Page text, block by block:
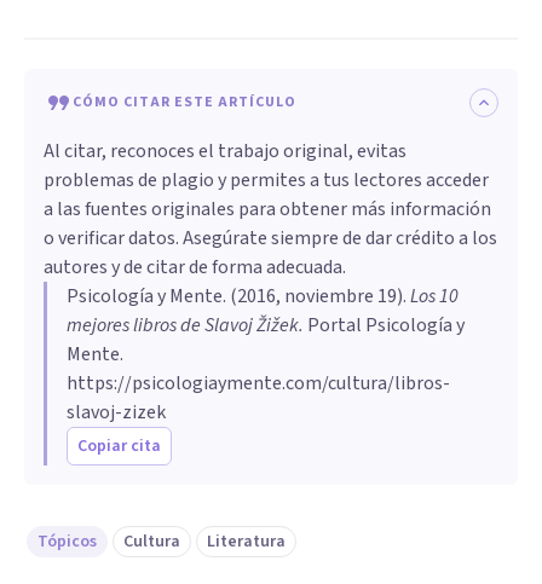
CÓMO CITAR ESTE ARTÍCULO
Al citar, reconoces el trabajo original, evitas
problemas de plagio y permites a tus lectores acceder
a las fuentes originales para obtener más información
o verificar datos. Asegúrate siempre de dar crédito a los
autores y de citar de forma adecuada.
Psicología y Mente. (2016, noviembre 19).​Los 10
mejores libros de Slavoj Žižek. Portal Psicología y
Mente.
https://psicologiaymente.com/cultura/libros-
slavoj-zizek
Copiar cita
Tópicos Cultura Literatura